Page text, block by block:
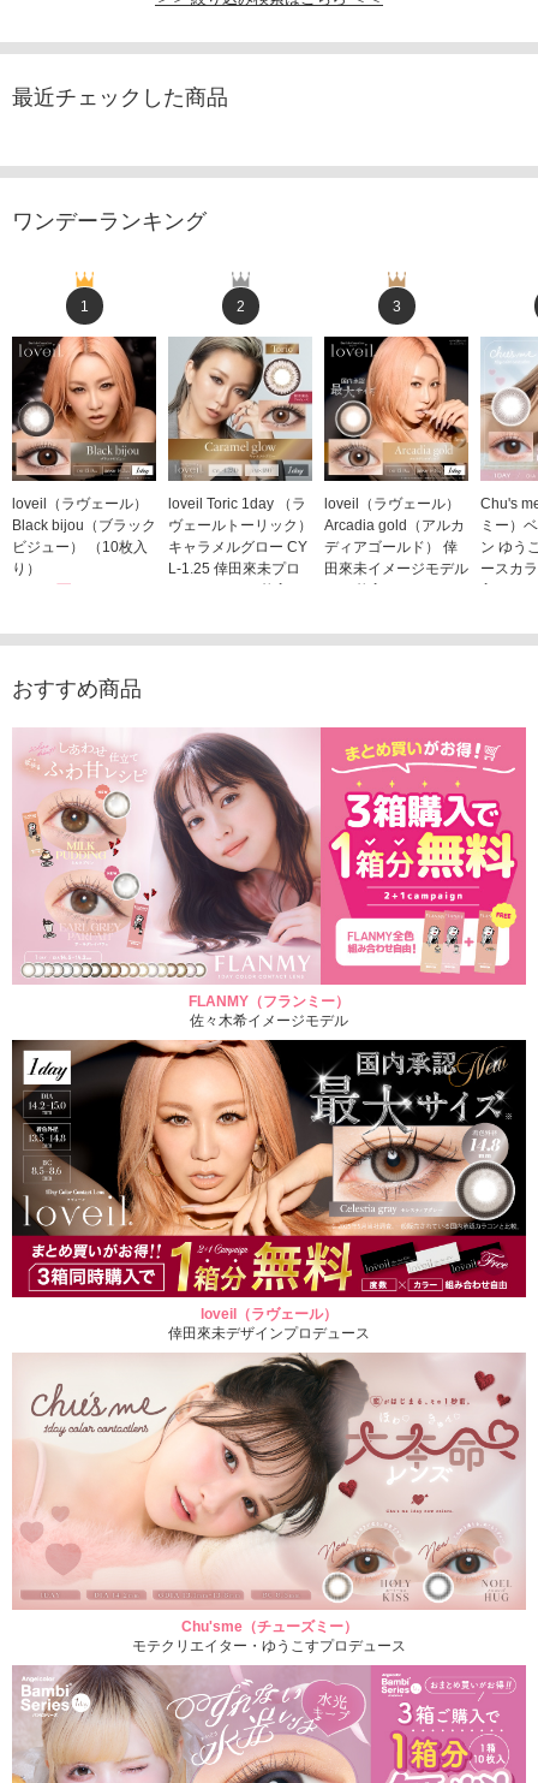
最近チェックした商品
ワンデーランキング
1
loveil（ラヴェール）
Black bijou（ブラック
ビジュー） （10枚入
り）
2
loveil Toric 1day （ラ
ヴェールトーリック）
キャラメルグロー CY
L-1.25 倖田來未プロ
1,760円(税込)
3
loveil（ラヴェール）
Arcadia gold（アルカ
ディアゴールド） 倖
田來未イメージモデル
Chu's
ミー）
ン ゆう
ースカ
おすすめ商品
FLANMY（フランミー）
佐々木希イメージモデル
loveil（ラヴェール）
倖田來未デザインプロデュース
Chu'sme（チューズミー）
モテクリエイター・ゆうこすプロデュース